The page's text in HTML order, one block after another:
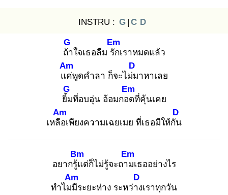
INSTRU : G | C D
ถ้า
G
ใจเธอลืม รัก
Em
เราหมดแล้ว
แค่
Am
พูดคําลา ก็จะไม่ม
D
าหาเลย
ยิ้ม
G
ที่อบอุ่น อ้อมกอด
Em
ที่คุ้นเคย
เหลือ
Am
เพียงความเฉยเมย ที่เธอมีให้กัน
D
อยากรู้แ
Bm
ต่ก็ไม่รู้จะถาม
Em
เธออย่างไร
ทําไมมี
Am
ระยะห่าง ระหว่าง
D
เราทุกวัน